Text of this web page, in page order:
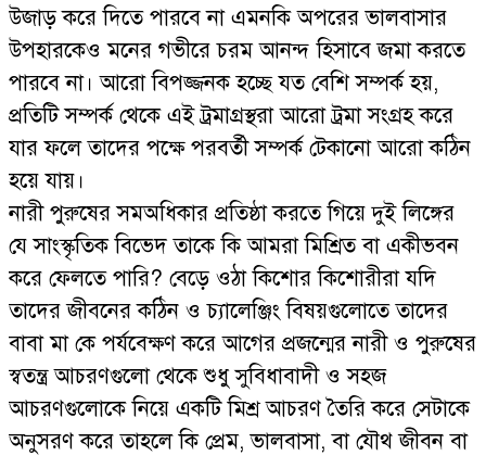
উজাড় করে দিতে পারবে না এমনকি অপরের ভালবাসার
উপহারকেও মনের গভীরে চরম আনন্দ হিসাবে জমা করতে
পারবে না। আরো বিপজ্জনক হচ্ছে যত বেশি সম্পর্ক হয়,
প্রতিটি সম্পর্ক থেকে এই ট্রমাগ্রস্থরা আরো ট্রমা সংগ্রহ করে
যার ফলে তাদের পক্ষে পরবর্তী সম্পর্ক টেকানো আরো কঠিন
হয়ে যায়।
নারী পুরুষের সমঅধিকার প্রতিষ্ঠা করতে গিয়ে দুই লিঙ্গের
যে সাংস্কৃতিক বিভেদ তাকে কি আমরা মিশ্রিত বা একীভবন
করে ফেলতে পারি? বেড়ে ওঠা কিশোর কিশোরীরা যদি
তাদের জীবনের কঠিন ও চ্যালেঞ্জিং বিষয়গুলোতে তাদের
বাবা মা কে পর্যবেক্ষণ করে আগের প্রজন্মের নারী ও পুরুষের
স্বতন্ত্র আচরণগুলো থেকে শুধু সুবিধাবাদী ও সহজ
আচরণগুলোকে নিয়ে একটি মিশ্র আচরণ তৈরি করে সেটাকে
অনুসরণ করে তাহলে কি প্রেম, ভালবাসা, বা যৌথ জীবন বা